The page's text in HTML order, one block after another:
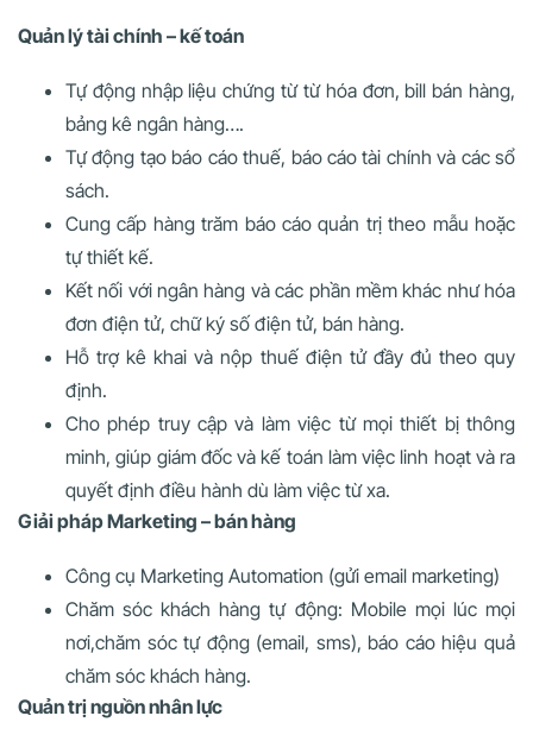
Quản lý tài chính – kế toán
Tự động nhập liệu chứng từ từ hóa đơn, bill bán hàng,
bảng kê ngân hàng….
Tự động tạo báo cáo thuế, báo cáo tài chính và các sổ
sách.
Cung cấp hàng trăm báo cáo quản trị theo mẫu hoặc
tự thiết kế.
Kết nối với ngân hàng và các phần mềm khác như hóa
đơn điện tử, chữ ký số điện tử, bán hàng.
Hỗ trợ kê khai và nộp thuế điện tử đầy đủ theo quy
định.
Cho phép truy cập và làm việc từ mọi thiết bị thông
minh, giúp giám đốc và kế toán làm việc linh hoạt và ra
quyết định điều hành dù làm việc từ xa.
Giải pháp Marketing – bán hàng
Công cụ Marketing Automation (gửi email marketing)
Chăm sóc khách hàng tự động: Mobile mọi lúc mọi
nơi,chăm sóc tự động (email, sms), báo cáo hiệu quả
chăm sóc khách hàng.
Quản trị nguồn nhân lực